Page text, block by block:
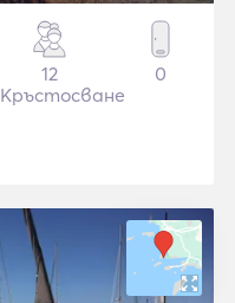
12
Кръстосване
0